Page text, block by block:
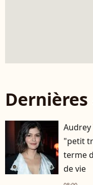
Audrey
"petit
terme
de vie